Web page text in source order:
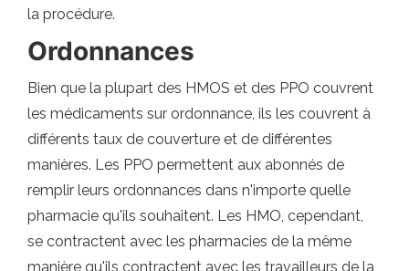
la procédure.
Ordonnances
Bien que la plupart des HMOS et des PPO couvrent
les médicaments sur ordonnance, ils les couvrent à
différents taux de couverture et de différentes
manières. Les PPO permettent aux abonnés de
remplir leurs ordonnances dans n'importe quelle
pharmacie qu'ils souhaitent. Les HMO, cependant,
se contractent avec les pharmacies de la même
manière qu'ils contractent avec les travailleurs de la